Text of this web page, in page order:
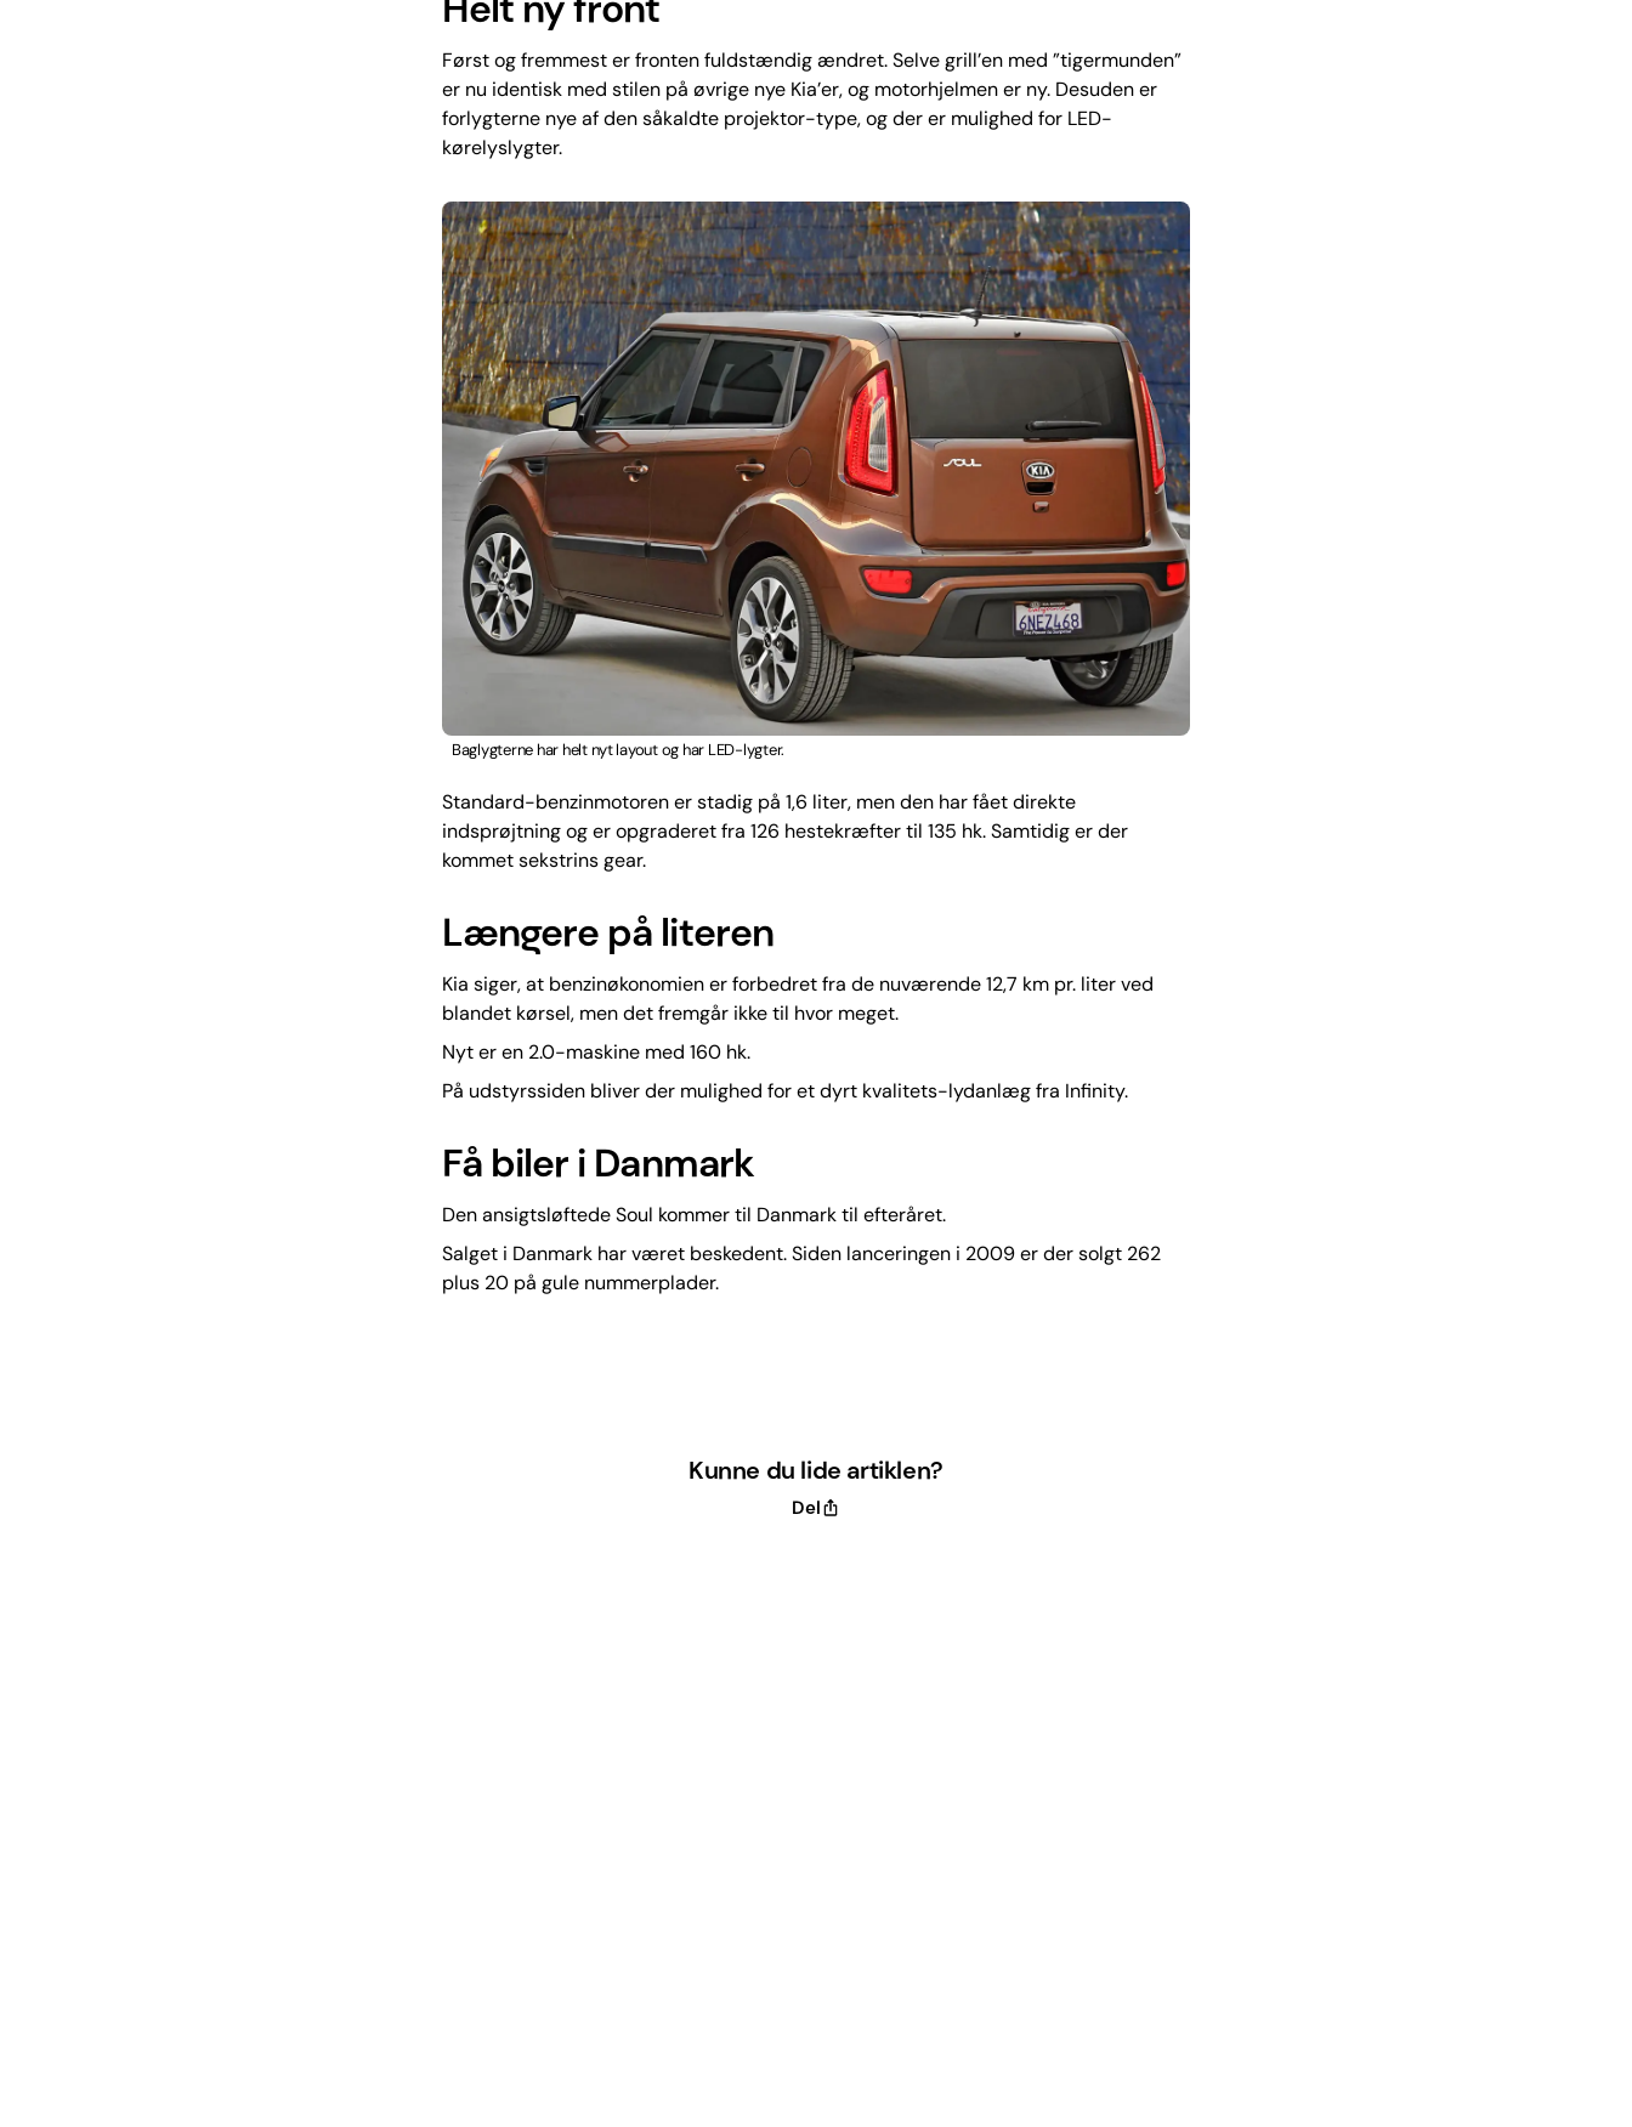
Først og fremmest er fronten fuldstændig ændret. Selve grill’en med ”tigermunden”
er nu identisk med stilen på øvrige nye Kia’er, og motorhjelmen er ny. Desuden er
forlygterne nye af den såkaldte projektor-type, og der er mulighed for LED-
kørelyslygter.
Baglygterne har helt nyt layout og har LED-lygter.
Standard-benzinmotoren er stadig på 1,6 liter, men den har fået direkte
indsprøjtning og er opgraderet fra 126 hestekræfter til 135 hk. Samtidig er der
kommet sekstrins gear.
Længere på literen
Kia siger, at benzinøkonomien er forbedret fra de nuværende 12,7 km pr. liter ved
blandet kørsel, men det fremgår ikke til hvor meget.
Nyt er en 2.0-maskine med 160 hk.
På udstyrssiden bliver der mulighed for et dyrt kvalitets-lydanlæg fra Infinity.
Få biler i Danmark
Den ansigtsløftede Soul kommer til Danmark til efteråret.
Salget i Danmark har været beskedent. Siden lanceringen i 2009 er der solgt 262
plus 20 på gule nummerplader.
Kunne du lide artiklen?
Del